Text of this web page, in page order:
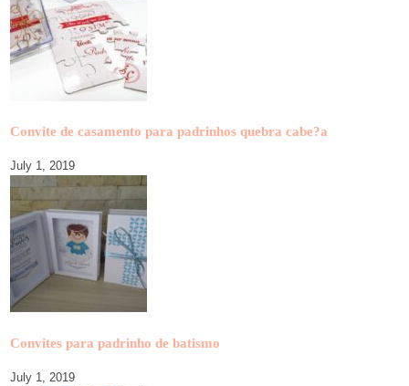
Convite de casamento para padrinhos quebra cabe?a
July 1, 2019
Convites para padrinho de batismo
July 1, 2019